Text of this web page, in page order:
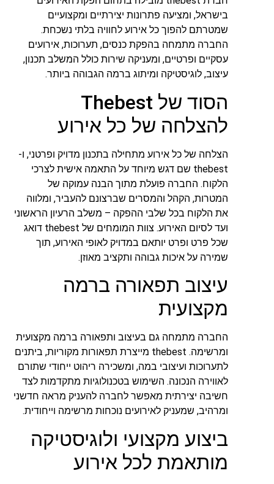
בישראל, ומציעה פתרונות יצירתיים ומקצועיים
שמטרתם להפוך כל אירוע לחוויה בלתי נשכחת.
החברה מתמחה בהפקת כנסים, תערוכות, אירועים
עסקיים ופרטיים, ומעניקה שירות כולל המשלב תכנון,
עיצוב, לוגיסטיקה ומיתוג ברמה הגבוהה ביותר.
הסוד של Thebest
להצלחה של כל אירוע
הצלחה של כל אירוע מתחילה בתכנון מדויק ופרטני, ו-
thebest שם דגש מיוחד על התאמה אישית לצרכי
הלקוח. החברה פועלת מתוך הבנה עמוקה של
המטרות, הקהל והמסרים שברצונם להעביר, ומלווה
את הלקוח בכל שלבי ההפקה – משלב הרעיון הראשוני
ועד לסיום האירוע. צוות המומחים של thebest דואג
שכל פרט ופרט יותאם במדויק לאופי האירוע, תוך
שמירה על איכות גבוהה ותקציב מאוזן.
עיצוב תפאורה ברמה
מקצועית
החברה מתמחה גם בעיצוב ותפאורה ברמה מקצועית
ומרשימה. thebest מייצרת תפאורות מקוריות, ביתנים
לתערוכות ועיצובי במה, ומשכירה ריהוט ייחודי שתורם
לאווירה הנכונה. השימוש בטכנולוגיות מתקדמות לצד
חשיבה יצירתית מאפשר לחברה להעניק מראה חדשני
ומרהיב, שמעניק לאירועים נוכחות מרשימה וייחודית.
ביצוע מקצועי ולוגיסטיקה
מותאמת לכל אירוע